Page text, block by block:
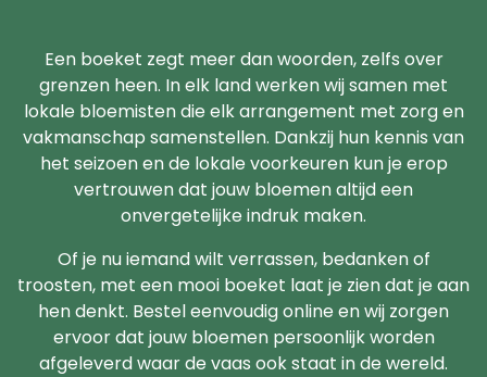
Een boeket zegt meer dan woorden, zelfs over
grenzen heen. In elk land werken wij samen met
lokale bloemisten die elk arrangement met zorg en
vakmanschap samenstellen. Dankzij hun kennis van
het seizoen en de lokale voorkeuren kun je erop
vertrouwen dat jouw bloemen altijd een
onvergetelijke indruk maken.
Of je nu iemand wilt verrassen, bedanken of
troosten, met een mooi boeket laat je zien dat je aan
hen denkt. Bestel eenvoudig online en wij zorgen
ervoor dat jouw bloemen persoonlijk worden
afgeleverd waar de vaas ook staat in de wereld.